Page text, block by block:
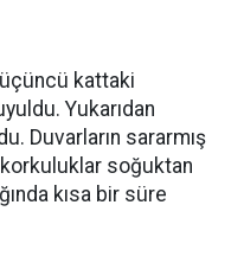
kattaki
Yukarıdan
Duvarların sararmış
korkuluklar soğuktan
kısa bir süre